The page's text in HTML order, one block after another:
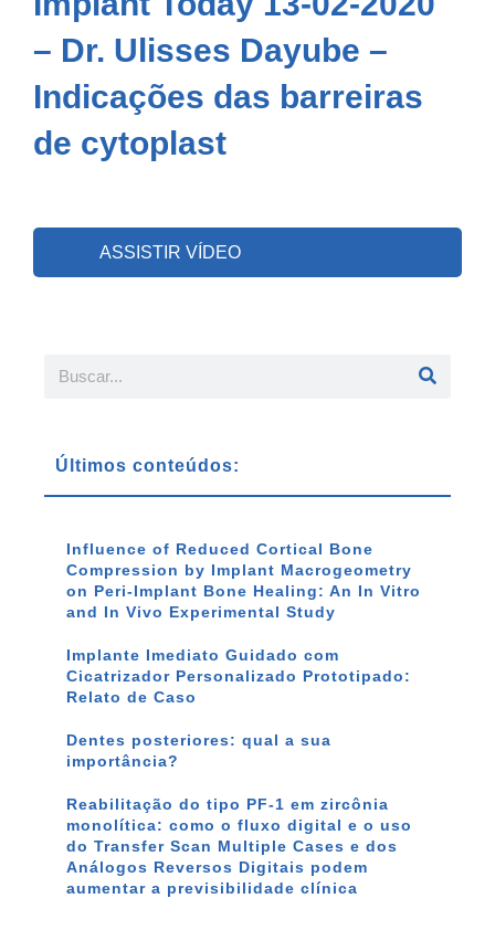
– Dr. Ulisses Dayube –
Indicações das barreiras
de cytoplast
ASSISTIR VÍDEO
Últimos conteúdos:
Influence of Reduced Cortical Bone
Compression by Implant Macrogeometry
on Peri-Implant Bone Healing: An In Vitro
and In Vivo Experimental Study
Implante Imediato Guidado com
Cicatrizador Personalizado Prototipado:
Relato de Caso
Dentes posteriores: qual a sua
importância?
Reabilitação do tipo PF-1 em zircônia
monolítica: como o fluxo digital e o uso
do Transfer Scan Multiple Cases e dos
Análogos Reversos Digitais podem
aumentar a previsibilidade clínica